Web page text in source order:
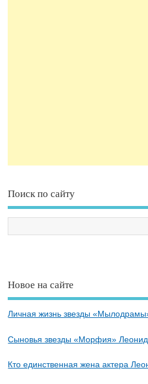
Поиск по сайту
Новое на сайте
Личная жизнь звезды
Сыновья звезды «Морфия»
Кто единственная жена актера